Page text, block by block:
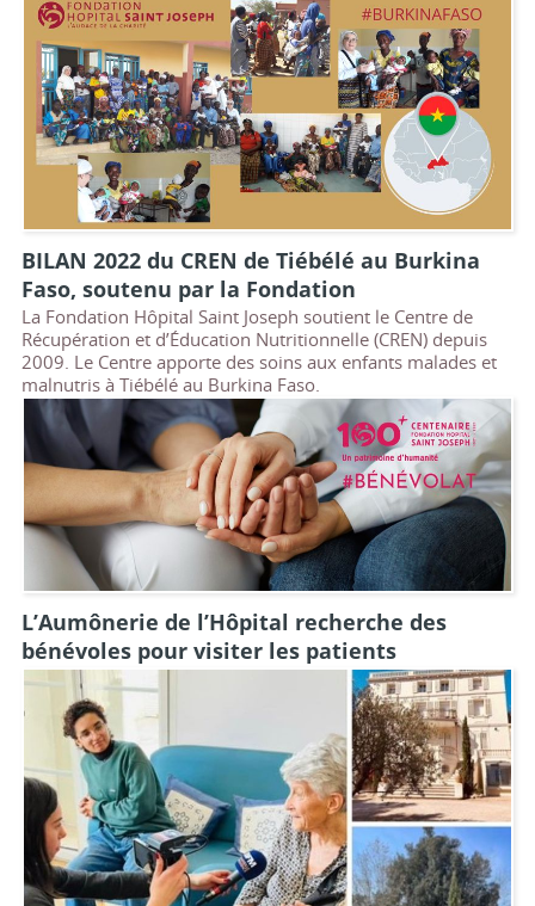
BILAN 2022 du CREN de Tiébélé au Burkina
Faso, soutenu par la Fondation
La Fondation Hôpital Saint Joseph soutient le Centre de
Récupération et d’Éducation Nutritionnelle (CREN) depuis
2009. Le Centre apporte des soins aux enfants malades et
malnutris à Tiébélé au Burkina Faso.
L’Aumônerie de l’Hôpital recherche des
bénévoles pour visiter les patients